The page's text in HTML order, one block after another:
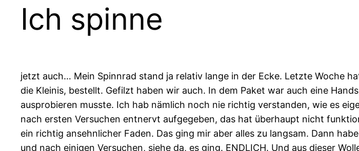
Ich spinne
jetzt auch… Mein Spinnrad stand ja relativ lange in der Ecke. Letzte Woche
die Kleinis, bestellt. Gefilzt haben wir auch. In dem Paket war auch eine
ausprobieren musste. Ich hab nämlich noch nie richtig verstanden, wie es
nach ersten Versuchen entnervt aufgegeben, das hat überhaupt nicht
ein richtig ansehnlicher Faden. Das ging mir aber alles zu langsam. Dann
und nach einigen Versuchen, siehe da, es ging. ENDLICH. Und aus dieser